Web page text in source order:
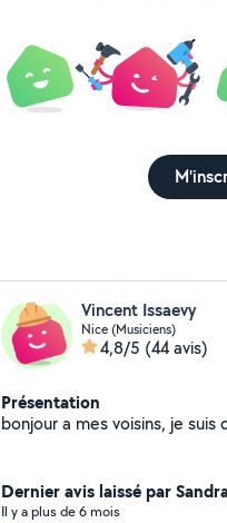
Vincent Issaevy
Nice (Musiciens)
4,8/5 (44 avis)
Présentation
bonjour a mes voisins, je suis
Dernier avis laissé par
Il y a plus de 6 mois